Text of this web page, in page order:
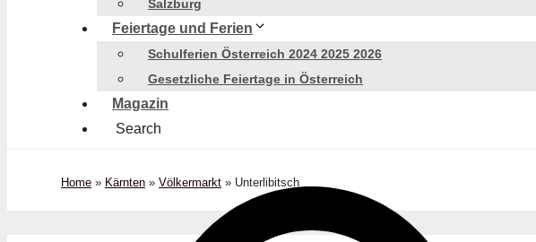
Salzburg
Feiertage und Ferien
Schulferien Österreich 2024 2025 2026
Gesetzliche Feiertage in Österreich
Magazin
Search
Home » Kärnten » Völkermarkt » Unterlibitsch